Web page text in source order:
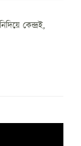
কেন্দ্ৰই,